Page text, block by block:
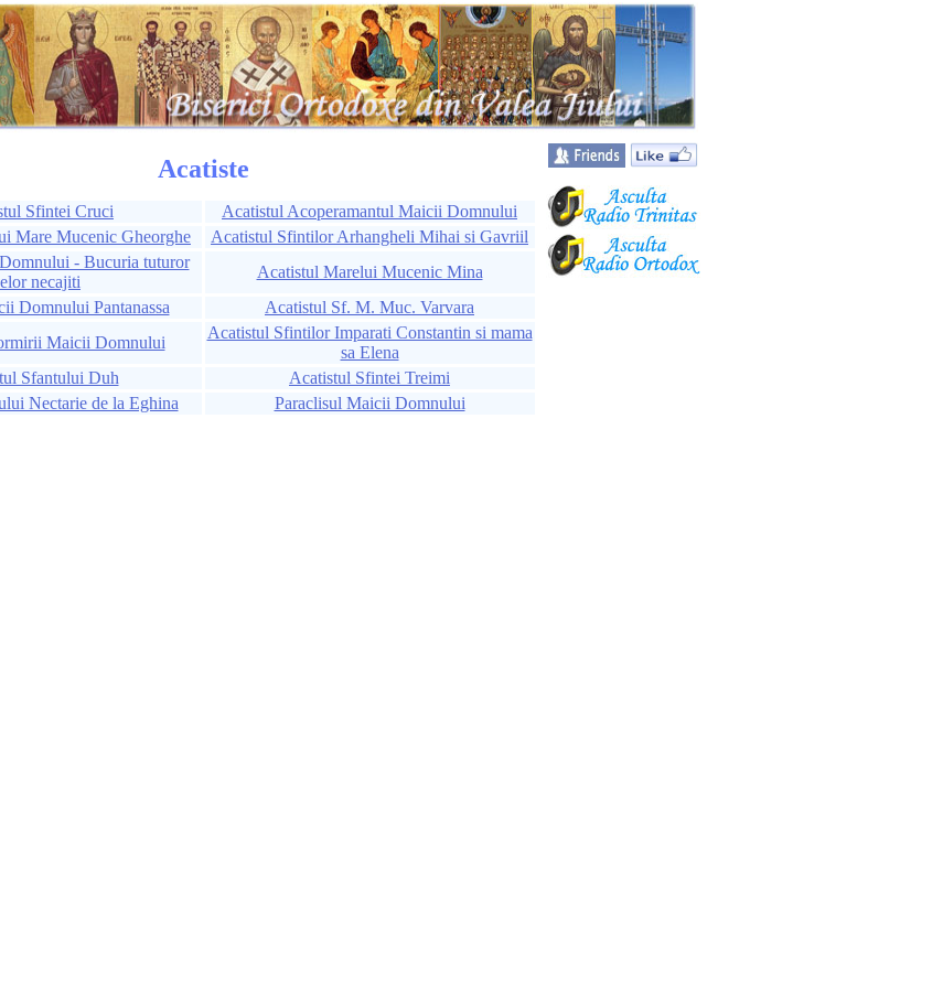
Acatiste
Sfintei Cruci
Acatistul Acoperamantul Maicii Domnului
Mare Mucenic Gheorghe
Acatistul Sfintilor Arhangheli Mihai si Gavriil
- Bucuria tuturor
necajiti
Acatistul Marelui Mucenic Mina
Domnului Pantanassa
Acatistul Sf. M. Muc. Varvara
Maicii Domnului
Acatistul Sfintilor Imparati Constantin si mama
sa Elena
Sfantului Duh
Acatistul Sfintei Treimi
Nectarie de la Eghina
Paraclisul Maicii Domnului